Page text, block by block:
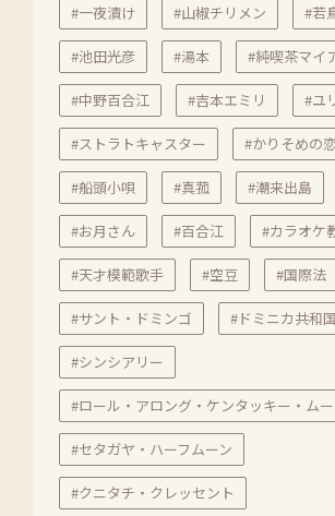
#一夜漬け #山椒チリメン #若
#池田光彦 #湯本 #純喫茶マイ
#中野百合江 #吉本エミリ #ユ
#ストラトキャスター #かりそめの恋
#船頭小唄 #真菰 #潮来出島
#お月さん #百合江 #カラオケ
#天才模範歌手 #空豆 #国際法
#サント・ドミンゴ #ドミニカ共和国
#シンシアリー
#ロール・アロング・ケンタッキー・ム
#セタガヤ・ハーフムーン
#クニタチ・クレッセント